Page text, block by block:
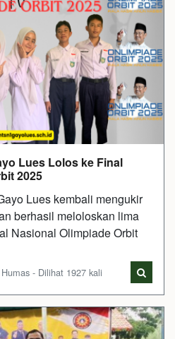
Lues Lolos ke Final
2025
Lues kembali mengukir
berhasil meloloskan lima
Nasional Olimpiade Orbit
- Dilihat 1927 kali